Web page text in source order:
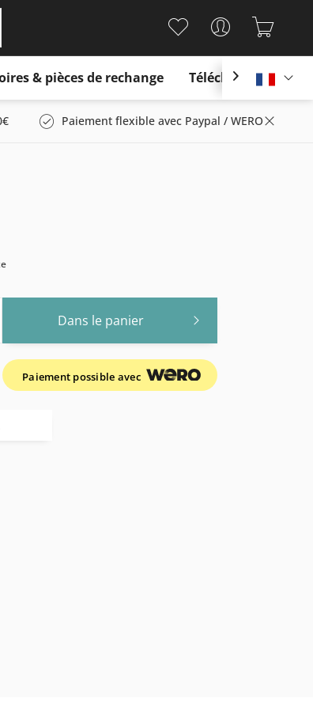
& pièces de rechange Télécharger

Paiement flexible avec Paypal / WERO
Dans le panier
Paiement possible avec